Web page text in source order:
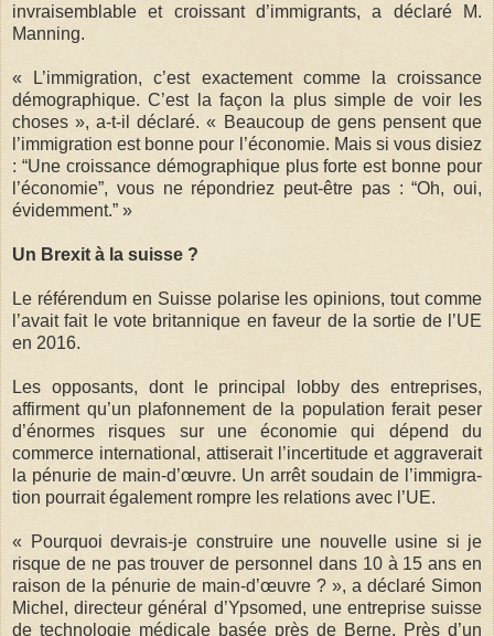
invraisemblable et croissant d’immigrants, a déclaré M.
Manning.
« L’immigration, c’est exactement comme la croissance
démographique. C’est la façon la plus simple de voir les
choses », a-t-il déclaré. « Beaucoup de gens pensent que
l’immigration est bonne pour l’économie. Mais si vous disiez
: “Une croissance démographique plus forte est bonne pour
l’économie”, vous ne répondriez peut-être pas : “Oh, oui,
évidemment.” »
Un Brexit à la suisse ?
Le référendum en Suisse polarise les opinions, tout comme
l’avait fait le vote britannique en faveur de la sortie de l’UE
en 2016.
Les opposants, dont le principal lobby des entreprises,
affirment qu’un plafonnement de la population ferait peser
d’énormes risques sur une économie qui dépend du
commerce international, attiserait l’incertitude et aggraverait
la pénurie de main-d’œuvre. Un arrêt soudain de l’im­mi­gra­
tion pourrait également rompre les rela­tions avec l’UE.
« Pourquoi devrais-je construire une nouvelle usine si je
risque de ne pas trouver de personnel dans 10 à 15 ans en
raison de la pénurie de main-d’œuvre ? », a déclaré Simon
Michel, directeur général d’Ypsomed, une entreprise suisse
de technologie médicale basée près de Berne. Près d’un